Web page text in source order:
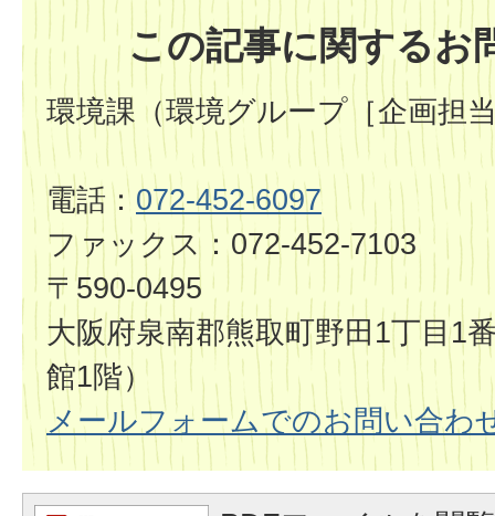
この記事に関するお
環境課（環境グループ［企画担
電話： 072-452-6097
ファックス：072-452-7103
〒590-0495
大阪府泉南郡熊取町野田1丁目1
館1階）
メールフォームでのお問い合わ